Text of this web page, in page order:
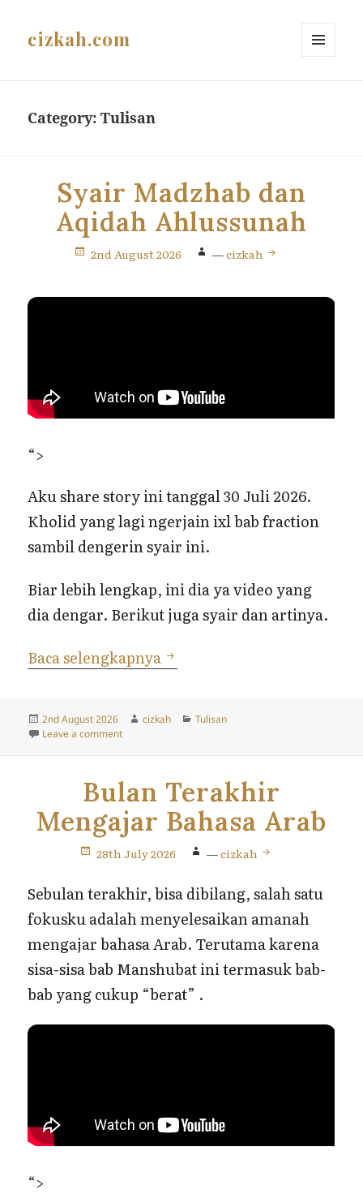
cizkah.com
Category:Tulisan
Syair Madzhab dan
Aqidah Ahlussunah
2nd August 2026 —cizkah
“>
Aku share story ini tanggal 30 Juli 2026.
Kholid yang lagi ngerjain ixl bab fraction
sambil dengerin syair ini.
Biar lebih lengkap, ini dia ya video yang
dia dengar. Berikut juga syair dan artinya.
Baca selengkapnya Syair Madzhab dan Aqidah
Posted
on
2nd August 2026 Author
cizkah Categories
Tulisan
Leave a commenton Syair Madzhab dan Aqidah Ahlussunah
Bulan Terakhir
Mengajar Bahasa Arab
28th July 2026 —cizkah
Sebulan terakhir, bisa dibilang, salah satu
fokusku adalah menyelesaikan amanah
mengajar bahasa Arab. Terutama karena
sisa-sisa bab Manshubat ini termasuk bab-
bab yang cukup “berat” .
“>